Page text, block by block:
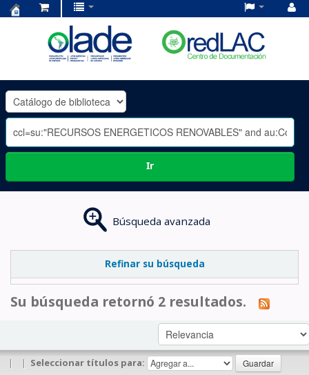
OLADE
-
Ir
Búsqueda avanzada
Refinar su búsqueda
Su búsqueda retornó 2 resultados.
| | Seleccionar títulos para: